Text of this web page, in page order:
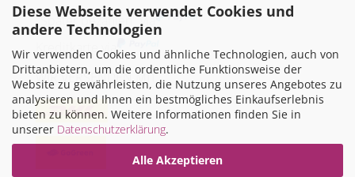
Diese Webseite verwendet Cookies und
andere Technologien
Wir verwenden Cookies und ähnliche Technologien, auch von
Drittanbietern, um die ordentliche Funktionsweise der
Website zu gewährleisten, die Nutzung unseres Angebotes zu
analysieren und Ihnen ein bestmögliches Einkaufserlebnis
bieten zu können. Weitere Informationen finden Sie in
unserer Datenschutzerklärung.
Alle Akzeptieren
"Später bezahlen" via
Kreditkarte via
WIR VERSENDEN MIT